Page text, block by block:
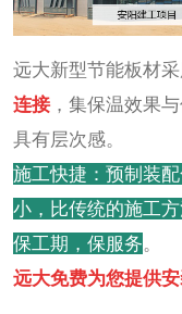
远大新型节能板材采
连接，集保温效果
具有层次感。
施工快捷：预制装
小，比传统的施工
保工期，保服务。
远大免费为您提供